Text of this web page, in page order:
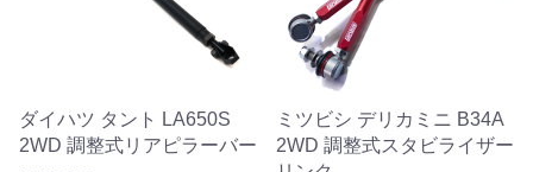
ダイハツ タント LA650S
2WD 調整式リアピラーバー
ミツビシ デリカミニ B34A
2WD 調整式スタビライザー